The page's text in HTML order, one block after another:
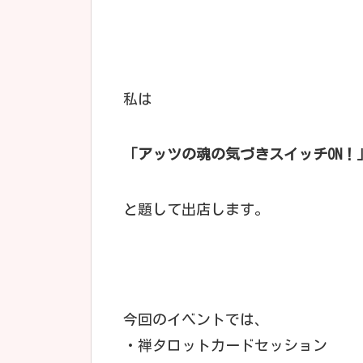
私は
「アッツの魂の気づきスイッチON！
と題して出店します。
今回のイベントでは、
・禅タロットカードセッション